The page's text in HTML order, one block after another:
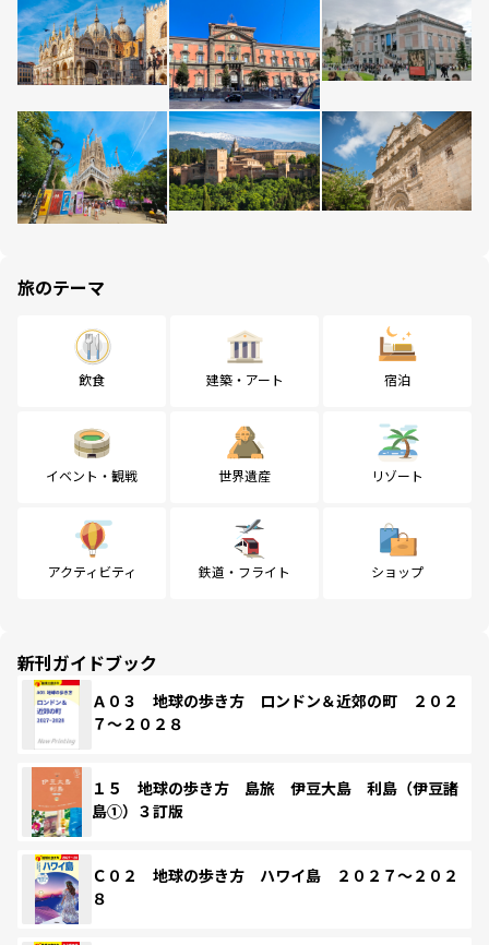
旅のテーマ
飲食 建築・アート 宿泊
イベント・観戦 世界遺産 リゾート
アクティビティ 鉄道・フライト ショップ
新刊ガイドブック
Ａ０３ 地球の歩き方 ロンドン＆近郊の町 ２０２
７～２０２８
１５ 地球の歩き方 島旅 伊豆大島 利島（伊豆諸
島①）３訂版
Ｃ０２ 地球の歩き方 ハワイ島 ２０２７～２０２
８